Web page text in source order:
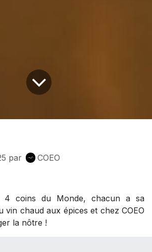
par COEO
4 coins du Monde, chacun a sa
vin chaud aux épices et chez COEO
la nôtre !